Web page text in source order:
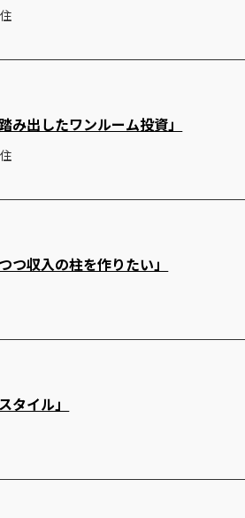
み出したワンルーム投資」
つ収入の柱を作りたい」
タイル」